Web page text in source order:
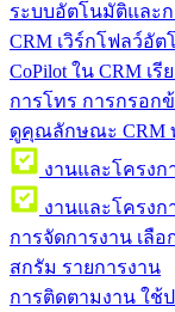
ระบบอัตโนมัติและ
CRM เวิร์กโฟลว์อั
CoPilot ใน CRM เรี
การโทร การกรอ
ดูคุณลักษณะ CRM
งานและโครงก
งานและโครงก
การจัดการงาน เลื
สกรัม รายการงาน
การติดตามงาน ใช้